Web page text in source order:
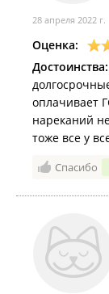
28 апреля 2022 г.
Оценка:
Достоинства:
оплачивает
нареканий
тоже все у
Спасибо